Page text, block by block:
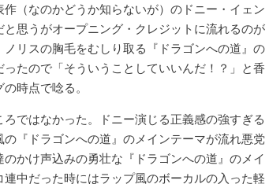
（なのかどうか知らないが）のドニー・イェン
思うがオープニング・クレジットに流れるのが
リスの胸毛をむしり取る『ドラゴンへの道』の
たので「そういうことしていいんだ！？」と香
時点で唸る。
ではなかった。ドニー演じる正義感の強すぎる
『ドラゴンへの道』のメインテーマが流れ悪党
かけ声込みの勇壮な『ドラゴンへの道』のメイ
中だった時にはラップ風のボーカルの入った軽